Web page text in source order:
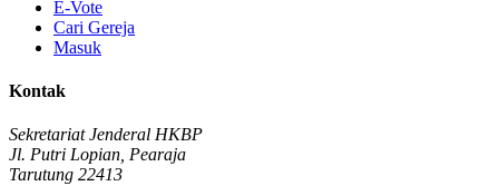
E-Vote
Cari Gereja
Masuk
Kontak
Sekretariat Jenderal HKBP
Jl. Putri Lopian, Pearaja
Tarutung 22413